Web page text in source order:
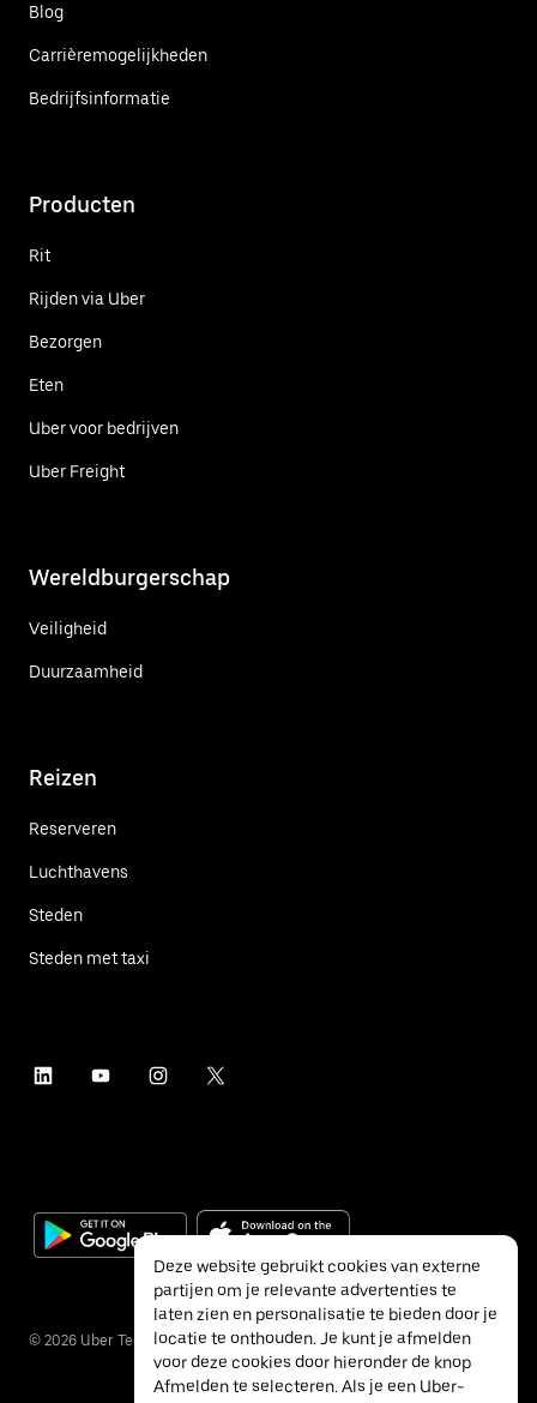
Blog
Carrièremogelijkheden
Bedrijfsinformatie
Producten
Rit
Rijden via Uber
Bezorgen
Eten
Uber voor bedrijven
Uber Freight
Wereldburgerschap
Veiligheid
Duurzaamheid
Reizen
Reserveren
Luchthavens
Steden
Steden met taxi
© 2026 Uber Technologies Inc.
Deze website gebruikt cookies van externe
partijen om je relevante advertenties te
laten zien en personalisatie te bieden door je
locatie te onthouden. Je kunt je afmelden
voor deze cookies door hieronder de knop
Afmelden te selecteren. Als je een Uber-